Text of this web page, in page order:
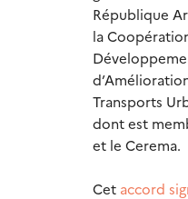
République
la
Transports
dont est
et le Cerema.
Cet accord